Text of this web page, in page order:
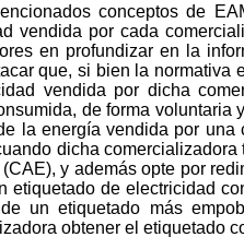
conceptos de
vendida por cada
en profundizar en la
que, si bien la normativa
vendida por dicha
de forma voluntaria
la energía vendida por
dicha
y además opte por
etiquetado de electricidad
un etiquetado más
obtener el etiquetado